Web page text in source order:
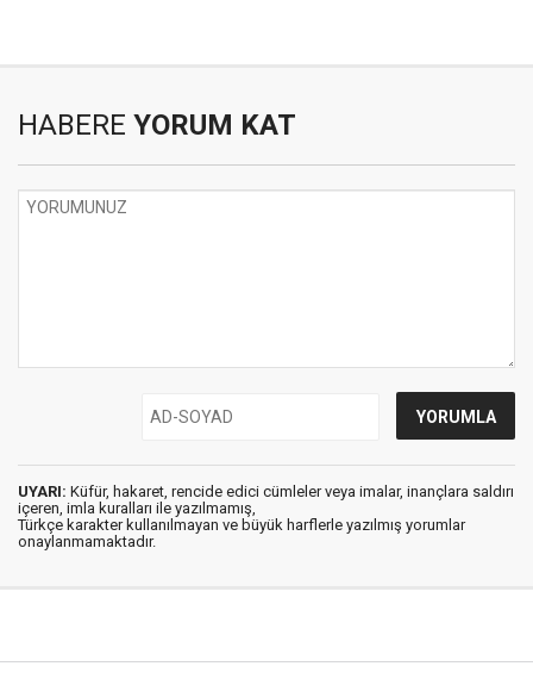
HABERE YORUM KAT
UYARI: Küfür, hakaret, rencide edici cümleler veya imalar, inançlara saldırı
içeren, imla kuralları ile yazılmamış,
Türkçe karakter kullanılmayan ve büyük harflerle yazılmış yorumlar
onaylanmamaktadır.